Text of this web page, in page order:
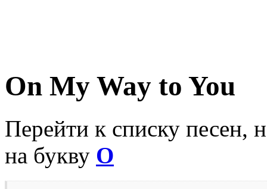
On My Way to You
Перейти к списку песен,
на букву O